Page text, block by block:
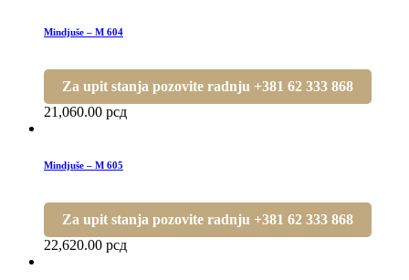
Mindjuše – M 604
Za upit stanja pozovite radnju +381 62 333 868
21,060.00 рсд
Mindjuše – M 605
Za upit stanja pozovite radnju +381 62 333 868
22,620.00 рсд